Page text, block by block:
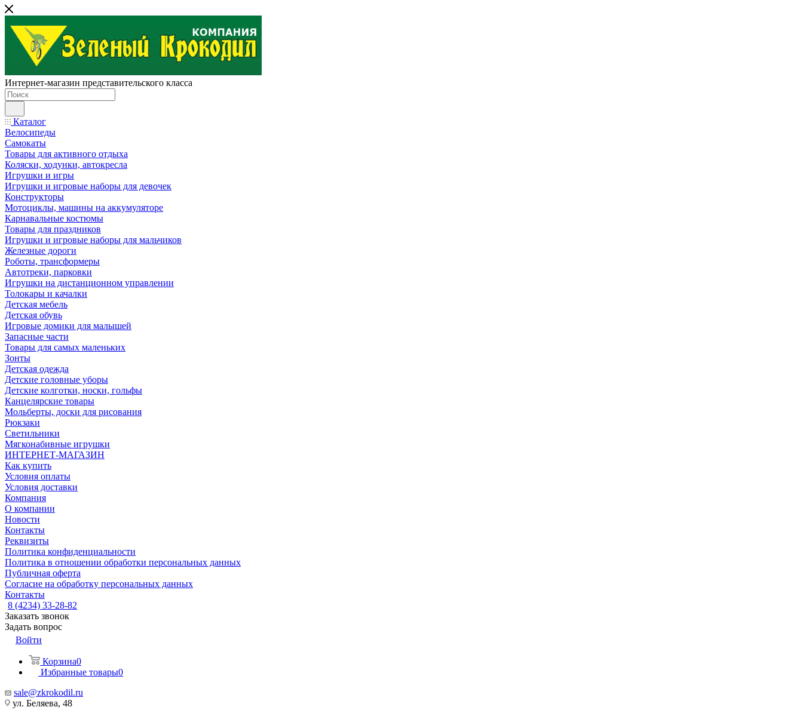
Интернет-магазин представительского класса
Каталог
Велосипеды
Самокаты
Товары для активного отдыха
Коляски, ходунки, автокресла
Игрушки и игры
Игрушки и игровые наборы для девочек
Конструкторы
Мотоциклы, машины на аккумуляторе
Карнавальные костюмы
Товары для праздников
Игрушки и игровые наборы для мальчиков
Железные дороги
Роботы, трансформеры
Автотреки, парковки
Игрушки на дистанционном управлении
Толокары и качалки
Детская мебель
Детская обувь
Игровые домики для малышей
Запасные части
Товары для самых маленьких
Зонты
Детская одежда
Детские головные уборы
Детские колготки, носки, гольфы
Канцелярские товары
Мольберты, доски для рисования
Рюкзаки
Светильники
Мягконабивные игрушки
ИНТЕРНЕТ-МАГАЗИН
Как купить
Условия оплаты
Условия доставки
Компания
О компании
Новости
Контакты
Реквизиты
Политика конфиденциальности
Политика в отношении обработки персональных данных
Публичная оферта
Согласие на обработку персональных данных
Контакты
8 (4234) 33-28-82
Заказать звонок
Задать вопрос
Войти
Корзина0
Избранные товары0
sale@zkrokodil.ru
ул. Беляева, 48